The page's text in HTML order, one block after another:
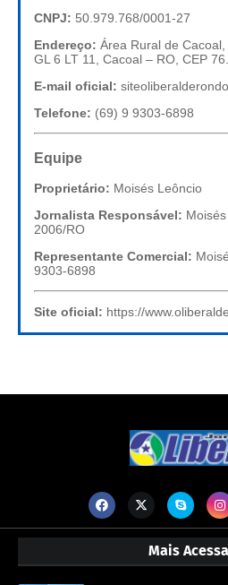
CNPJ: 50.979.768/0001-27
Endereço: Área Rural de
GL 6 LT 11, Cacoal – RO, CEP
E-mail oficial:
Telefone: (69) 9 9303-6898
Equipe
Proprietário: Moisés Leôncio
Jornalista Responsável:
2006/RO
Representante Comercial:
9303-6898
Site oficial: https://
Mais